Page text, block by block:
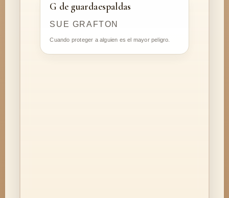
G de guardaespaldas
SUE GRAFTON
Cuando proteger a alguien es el mayor peligro.